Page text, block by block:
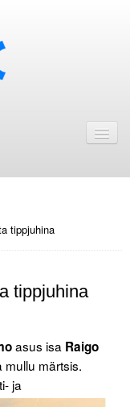
tippjuhina
tippjuhina
asus isa Raigo
mullu märtsis.
ja